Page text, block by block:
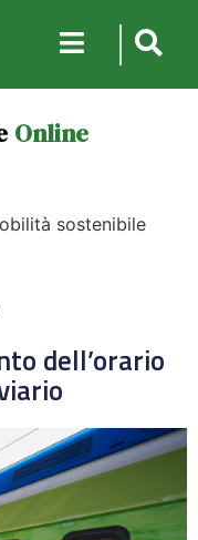
Online
sostenibile
dell’orario